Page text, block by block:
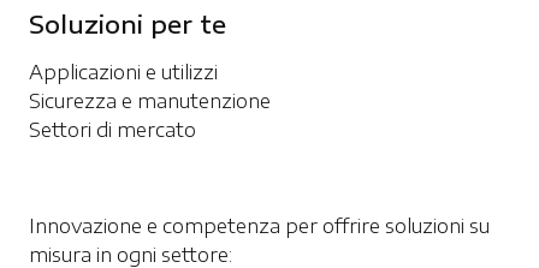
Soluzioni per te
Applicazioni e utilizzi
Sicurezza e manutenzione
Settori di mercato
Innovazione e competenza per offrire soluzioni su
misura in ogni settore: